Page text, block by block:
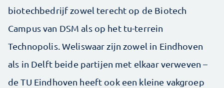
biotechbedrijf zowel terecht op de Biotech
Campus van DSM als op het tu-terrein
Technopolis. Weliswaar zijn zowel in Eindhoven
als in Delft beide partijen met elkaar verweven –
de TU Eindhoven heeft ook een kleine vakgroep